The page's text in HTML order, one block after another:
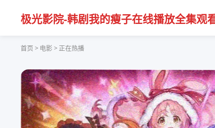
极光影院-韩剧我的瘦子在线播放全集观
首页 > 电影 > 正在热播